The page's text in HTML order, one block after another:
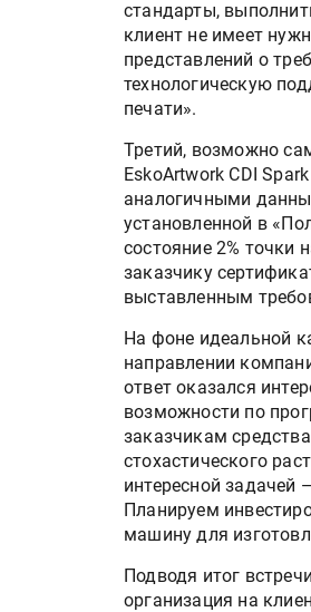
стандарты,
клиент не имеет
представлений о
технологическую
печати».
Третий, возможно
EskoArtwork CDI
аналогичными
установленной в
состояние 2% точки
заказчику
выставленным
На фоне идеальной
направлении
ответ оказался
возможности по
заказчикам
стохастического
интересной
Планируем
машину для
Подводя итог
организация на